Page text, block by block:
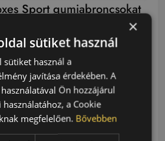
Sport gumiabroncsokat
Sport 235/50 R20 méretű
Mazda CX-80 crossover SUV
×
sütiket használ
sütiket használ a
javítása érdekében. A
Ön hozzájárul
használatához, a Cookie
megfelelően. Bővebben